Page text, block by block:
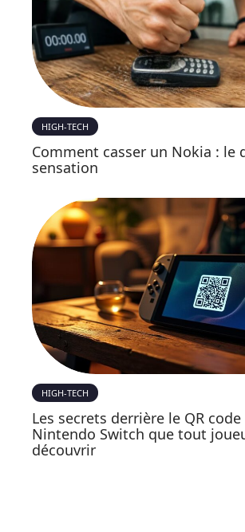
HIGH-TECH
Comment casser un Nokia : le
sensation
HIGH-TECH
Les secrets derrière le QR
Nintendo Switch que tout
découvrir